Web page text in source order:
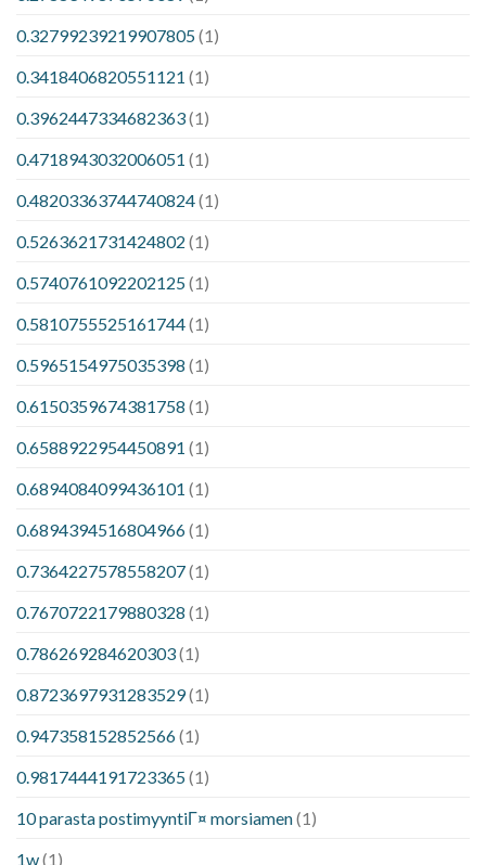
0.32799239219907805(1)
0.3418406820551121 (1)
0.3962447334682363(1)
0.4718943032006051 (1)
0.48203363744740824(1)
0.5263621731424802 (1)
0.5740761092202125(1)
0.5810755525161744(1)
0.5965154975035398 (1)
0.6150359674381758 (1)
0.6588922954450891 (1)
0.6894084099436101 (1)
0.6894394516804966(1)
0.7364227578558207(1)
0.7670722179880328 (1)
0.786269284620303(1)
0.8723697931283529(1)
0.947358152852566(1)
0.9817444191723365(1)
10 parasta postimyyntiГ¤ morsiamen(1)
1w(1)